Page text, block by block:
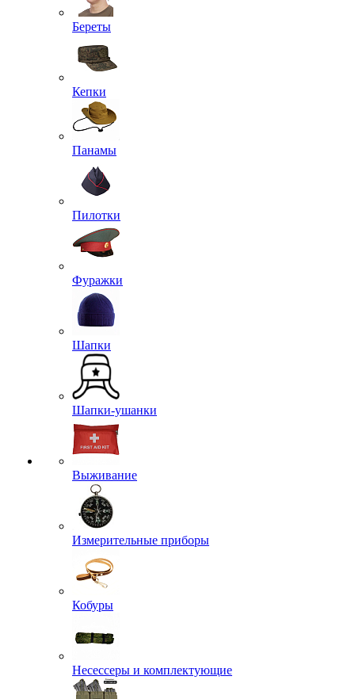
Береты
Кепки
Панамы
Пилотки
Фуражки
Шапки
Шапки-ушанки
Выживание
Измерительные приборы
Кобуры
Несессеры и комплектующие